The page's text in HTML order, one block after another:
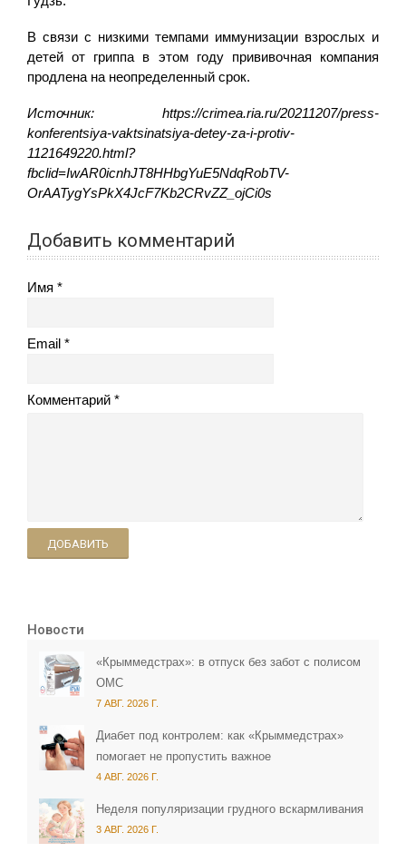
В связи с низкими темпами иммунизации взрослых и
детей от гриппа в этом году прививочная компания
продлена на неопределенный срок.
Источник: https://crimea.ria.ru/20211207/press-
konferentsiya-vaktsinatsiya-detey-za-i-protiv-
1121649220.html?
fbclid=IwAR0icnhJT8HHbgYuE5NdqRobTV-
OrAATygYsPkX4JcF7Kb2CRvZZ_ojCi0s
Добавить комментарий
Имя
Email
Комментарий
ДОБАВИТЬ
Новости
«Крыммедстрах»: в отпуск без забот с полисом
ОМС
7 АВГ. 2026 Г.
Диабет под контролем: как «Крыммедстрах»
помогает не пропустить важное
4 АВГ. 2026 Г.
Неделя популяризации грудного вскармливания
3 АВГ. 2026 Г.